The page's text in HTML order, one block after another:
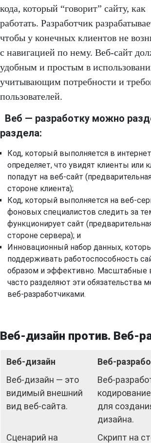
кода, который “говорит” сайту, как
работать. Разработчик
чтобы у конечных клиентов не
с навигацией по нему. Веб-сайт
удобным и простым в
учитывающим потребности и
пользователей.
Веб — разработку можно
раздела:
Код, который выполняется в
определяет, что увидят клиенты или
попадут на веб-сайт
стороне клиента);
Код, который выполняется на веб-
фоновых специалистов следить за
функционирует сайт
стороне сервера); и
Инновационный набор данных,
поддерживать работоспособность
образом и эффективно. Масштабные
часто разделяют эти обязательства
веб-разработчиками.
Веб-дизайн против. Веб-
Веб-дизайн
Веб-
Веб-дизайн — это
видимый внешний
вид веб-сайта.
Веб-
для
дизайна.
Сценарий на
Скрипт на